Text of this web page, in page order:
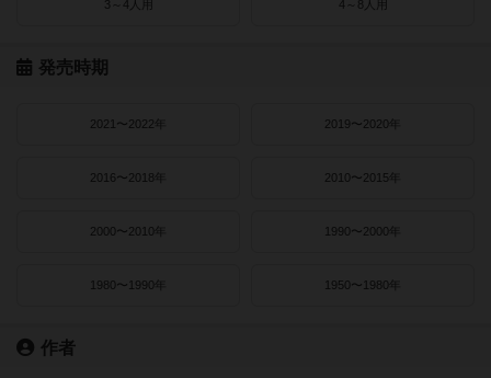
3～4人用 4～8人用
発売時期
2021〜2022年 2019〜2020年
2016〜2018年 2010〜2015年
2000〜2010年 1990〜2000年
1980〜1990年 1950〜1980年
作者